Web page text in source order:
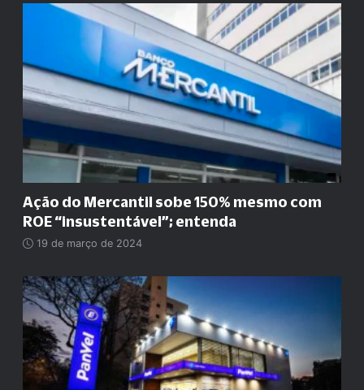
Ação do Mercantil sobe 150% mesmo com
ROE“insustentável”; entenda
19 de março de 2024